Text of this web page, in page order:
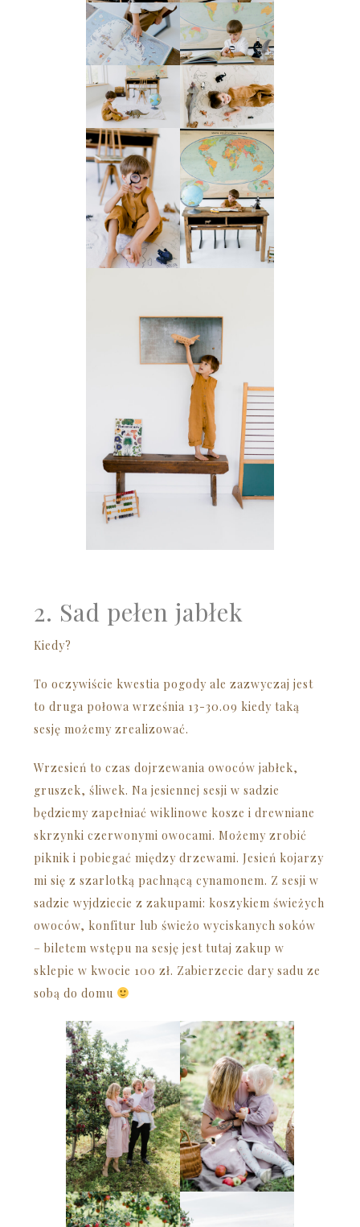
2. Sad pełen jabłek
Kiedy?
To oczywiście kwestia pogody ale zazwyczaj jest
to druga połowa września 13-30.09 kiedy taką
sesję możemy zrealizować.
Wrzesień to czas dojrzewania owoców jabłek,
gruszek, śliwek. Na jesiennej sesji w sadzie
będziemy zapełniać wiklinowe kosze i drewniane
skrzynki czerwonymi owocami. Możemy zrobić
piknik i pobiegać między drzewami. Jesień kojarzy
mi się z szarlotką pachnącą cynamonem. Z sesji w
sadzie wyjdziecie z zakupami: koszykiem świeżych
owoców, konfitur lub świeżo wyciskanych soków
– biletem wstępu na sesję jest tutaj zakup w
sklepie w kwocie 100 zł. Zabierzecie dary sadu ze
sobą do domu